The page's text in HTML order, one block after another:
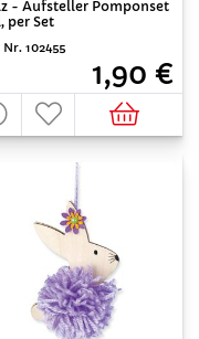
- Aufsteller Pomponset
per Set
102455
1,90 €